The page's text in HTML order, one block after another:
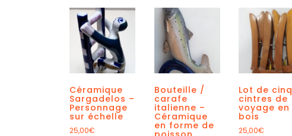
Céramique
Sargadelos –
Personnage
sur échelle
25,00€
Bouteille /
carafe
italienne –
Céramique
en forme de
Lot de cinq
cintres de
voyage en
bois
25,00€